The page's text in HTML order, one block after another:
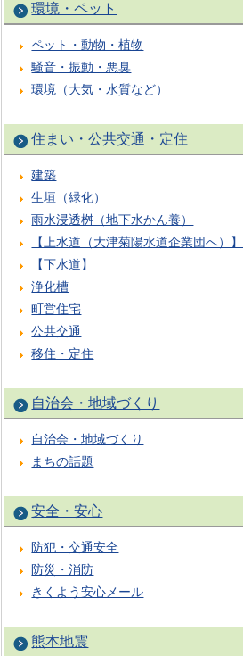
環境・ペット
ペット・動物・植物
騒音・振動・悪臭
環境（大気・水質など）
住まい・公共交通・定住
建築
生垣（緑化）
雨水浸透桝（地下水かん養）
【上水道（大津菊陽水道企業団へ）】
【下水道】
浄化槽
町営住宅
公共交通
移住・定住
自治会・地域づくり
自治会・地域づくり
まちの話題
安全・安心
防犯・交通安全
防災・消防
きくよう安心メール
熊本地震